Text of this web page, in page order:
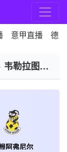
意甲直播 德
韦勒拉图尔
阿弗尼尔